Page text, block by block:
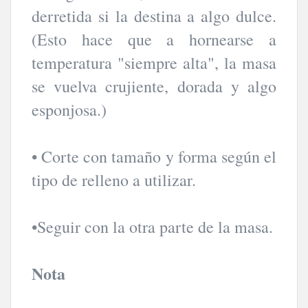
derretida si la destina a algo dulce.
(Esto hace que a hornearse a
temperatura "siempre alta", la masa
se vuelva crujiente, dorada y algo
esponjosa.)
• Corte con tamaño y forma según el
tipo de relleno a utilizar.
•Seguir con la otra parte de la masa.
Nota